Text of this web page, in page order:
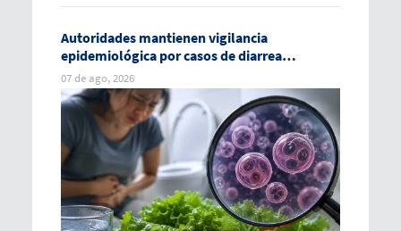
Autoridades mantienen vigilancia
epidemiológica por casos de diarrea
explosiva en México
07 de ago, 2026